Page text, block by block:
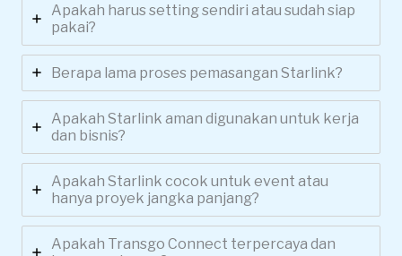
Apakah harus setting sendiri atau sudah siap
pakai?
Berapa lama proses pemasangan Starlink?
Apakah Starlink aman digunakan untuk kerja
dan bisnis?
Apakah Starlink cocok untuk event atau
hanya proyek jangka panjang?
Apakah Transgo Connect terpercaya dan